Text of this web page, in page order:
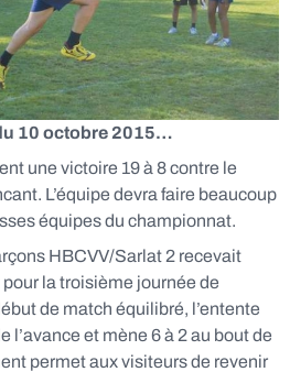
10 octobre 2015…
une victoire 19 à 8 contre le
L’équipe devra faire beaucoup
équipes du championnat.
HBCVV/Sarlat 2 recevait
pour la troisième journée de
de match équilibré, l’entente
l’avance et mène 6 à 2 au bout de
permet aux visiteurs de revenir